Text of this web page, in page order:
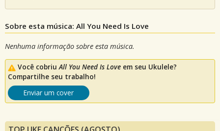
Sobre esta música: All You Need Is Love
Nenhuma informação sobre esta música.
Você cobriuAll You Need Is Love em seu Ukulele?
Compartilhe seu trabalho!
Enviar um cover